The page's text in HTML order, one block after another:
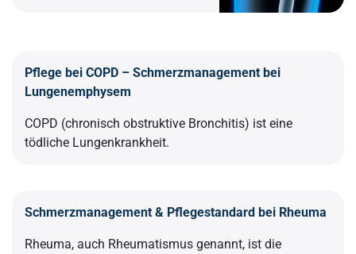
Pflege bei COPD – Schmerzmanagement bei
Lungenemphysem
COPD (chronisch obstruktive Bronchitis) ist eine
tödliche Lungenkrankheit.
Schmerzmanagement & Pflegestandard bei Rheuma
Rheuma, auch Rheumatismus genannt, ist die